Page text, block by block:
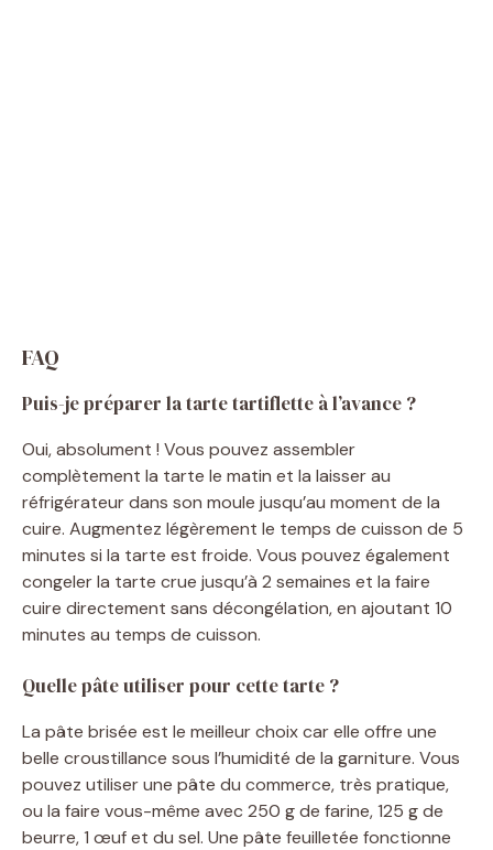
FAQ
Puis-je préparer la tarte tartiflette à l’avance ?
Oui, absolument ! Vous pouvez assembler
complètement la tarte le matin et la laisser au
réfrigérateur dans son moule jusqu’au moment de la
cuire. Augmentez légèrement le temps de cuisson de 5
minutes si la tarte est froide. Vous pouvez également
congeler la tarte crue jusqu’à 2 semaines et la faire
cuire directement sans décongélation, en ajoutant 10
minutes au temps de cuisson.
Quelle pâte utiliser pour cette tarte ?
La pâte brisée est le meilleur choix car elle offre une
belle croustillance sous l’humidité de la garniture. Vous
pouvez utiliser une pâte du commerce, très pratique,
ou la faire vous-même avec 250 g de farine, 125 g de
beurre, 1 œuf et du sel. Une pâte feuilletée fonctionne